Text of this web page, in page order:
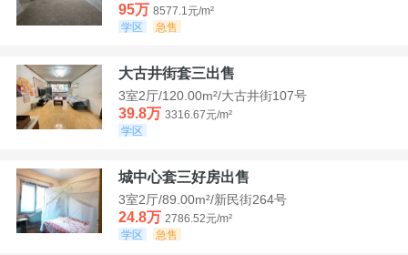
95万 8577.1元/m²
学区
急售
大古井街套三出售
3室2厅/120.00m²/大古井街107号
39.8万 3316.67元/m²
学区
城中心套三好房出售
3室2厅/89.00m²/新民街264号
24.8万 2786.52元/m²
学区
急售